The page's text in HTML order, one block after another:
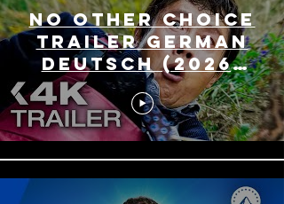
NO OTHER CHOICE
Trailer German
Deutsch (2026)
Park Chan-wook